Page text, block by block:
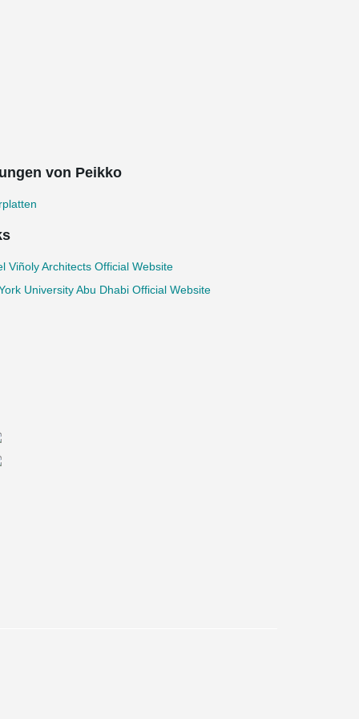
von Peikko
Viñoly Architects Official Website
University Abu Dhabi Official Website